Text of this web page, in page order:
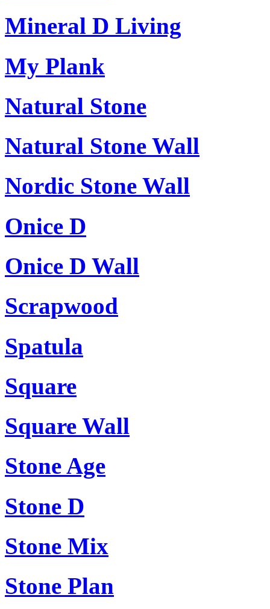
Mineral D Living
My Plank
Natural Stone
Natural Stone Wall
Nordic Stone Wall
Onice D
Onice D Wall
Scrapwood
Spatula
Square
Square Wall
Stone Age
Stone D
Stone Mix
Stone Plan